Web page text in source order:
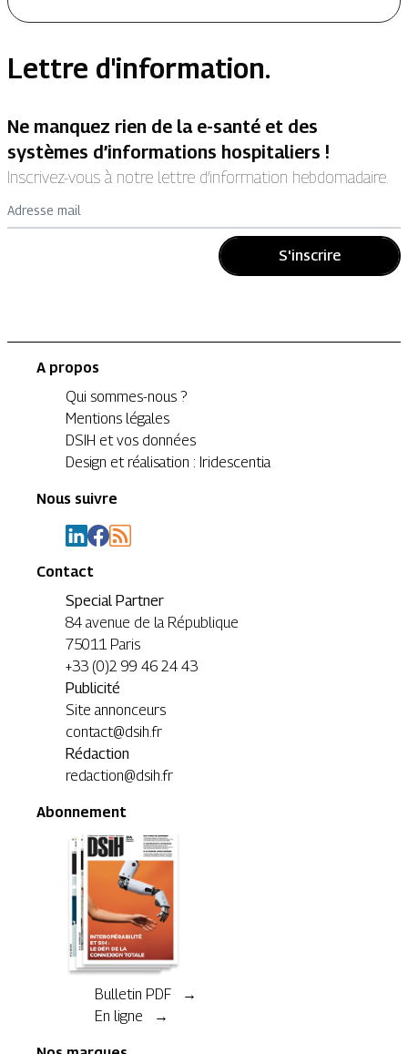
Lettre d'information.
Ne manquez rien de la e-santé et des
systèmes d’informations hospitaliers !
Inscrivez-vous à notre lettre d’information hebdomadaire.
Adresse mail
S'inscrire
A propos
Qui sommes-nous ?
Mentions légales
DSIH et vos données
Design et réalisation : Iridescentia
Nous suivre
Contact
Special Partner
84 avenue de la République
75011 Paris
+33 (0)2 99 46 24 43
Publicité
Site annonceurs
contact@dsih.fr
Rédaction
redaction@dsih.fr
Abonnement
Bulletin PDF →
En ligne →